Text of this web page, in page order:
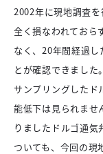
2002年に現地調査
全く損なわれておら
なく、20年間経過し
とが確認できました。
サンプリングしたド
能低下は見られませ
りましたドルゴ通
ついても、今回の現